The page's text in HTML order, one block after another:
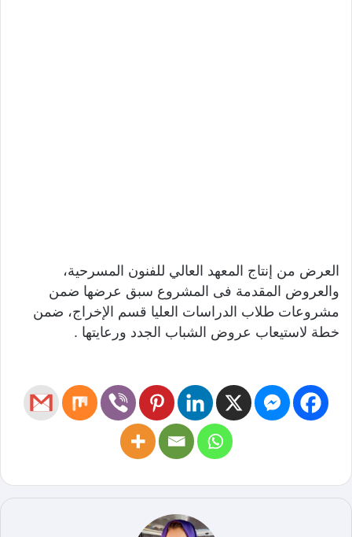
العرض من إنتاج المعهد العالي للفنون المسرحية،
والعروض المقدمة فى المشروع سبق عرضها ضمن
مشروعات طلاب الدراسات العليا قسم الإخراج، ضمن
خطة لاستيعاب عروض الشباب الجدد ورعايتها .